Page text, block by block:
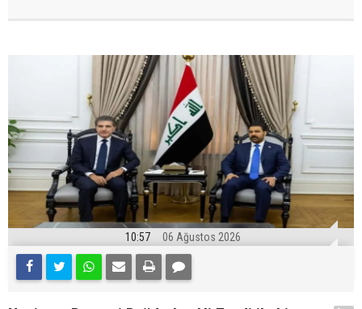
10:57 06 Ağustos 2026